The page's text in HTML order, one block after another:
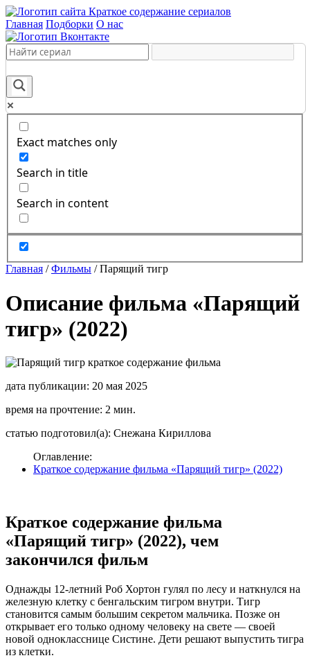
Краткое содержание сериалов
Главная Подборки О нас
Exact matches only
Search in title
Search in content
Главная /Фильмы /Парящий тигр
Описание фильма «Парящий
тигр» (2022)
дата публикации: 20 мая 2025
время на прочтение: 2 мин.
статью подготовил(а): Снежана Кириллова
Оглавление:
Краткое содержание фильма «Парящий тигр» (2022)
Краткое содержание фильма
«Парящий тигр» (2022), чем
закончился фильм
Однажды 12-летний Роб Хортон гулял по лесу и наткнулся на
железную клетку с бенгальским тигром внутри. Тигр
становится самым большим секретом мальчика. Позже он
открывает его только одному человеку на свете — своей
новой однокласснице Систине. Дети решают выпустить тигра
из клетки.